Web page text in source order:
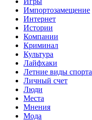
Импортозамещение
Интернет
Истории
Компании
Криминал
Культура
Лайфхаки
Летние виды спорта
Личный счет
Люди
Места
Мнения
Мода